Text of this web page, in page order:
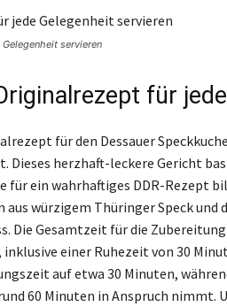
servieren
für
für den Dessauer
Dieses herzhaft-leckere Gericht
für ein wahrhaftiges DDR-Rezept
würzigem Thüringer Speck und
Die Gesamtzeit für die
inklusive einer Ruhezeit von 30
auf etwa 30 Minuten,
60 Minuten in Anspruch nimmt.